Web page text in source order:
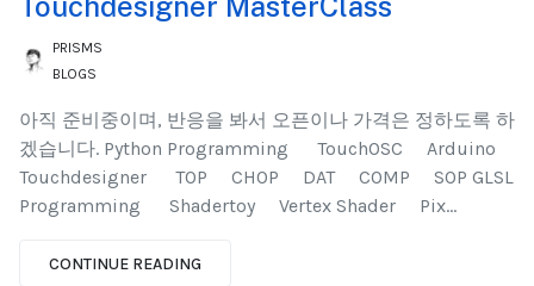
PRISMS
BLOGS
아직 준비중이며, 반응을 봐서 오픈이나 가격은 정하도록 하
겠습니다. Python Programming ​TouchOSC Arduino
Touchdesigner TOP CHOP DAT COMP SOP GLSL
Programming ​​ Shadertoy Vertex Shader Pix...
CONTINUE READING